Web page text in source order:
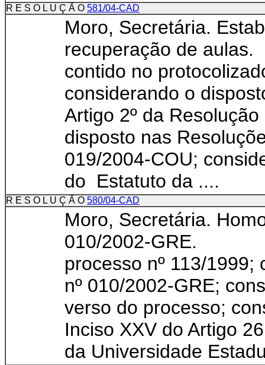
R E S O L U Ç Ã O 581/04-CAD
Moro, Secretária.
recuperação de
contido no
considerando o
Artigo 2º da
disposto nas
019/2004-COU;
do Estatuto da ....
R E S O L U Ç Ã O 580/04-CAD
Moro, Secretária.
010/2002-GRE.
processo nº 113/
nº 010/2002-GRE;
verso do processo;
Inciso XXV do Artigo
da Universidade